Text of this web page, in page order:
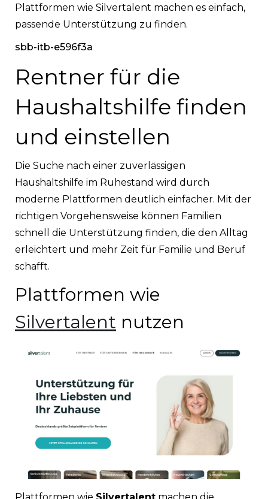
Plattformen wie Silvertalent machen es einfach,
passende Unterstützung zu finden.
sbb-itb-e596f3a
Rentner für die
Haushaltshilfe finden
und einstellen
Die Suche nach einer zuverlässigen
Haushaltshilfe im Ruhestand wird durch
moderne Plattformen deutlich einfacher. Mit der
richtigen Vorgehensweise können Familien
schnell die Unterstützung finden, die den Alltag
erleichtert und mehr Zeit für Familie und Beruf
schafft.
Plattformen wie
Silvertalent nutzen